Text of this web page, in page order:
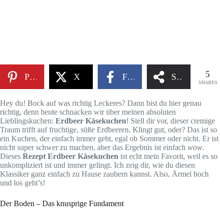
Pinterest X Facebook Share 5
SHARES
Hey du! Bock auf was richtig Leckeres? Dann bist du hier genau
richtig, denn heute schnacken wir über meinen absoluten
Lieblingskuchen: Erdbeer Käsekuchen! Stell dir vor, dieser cremige
Traum trifft auf fruchtige, süße Erdbeeren. Klingt gut, oder? Das ist so
ein Kuchen, der einfach immer geht, egal ob Sommer oder nicht. Er ist
nicht super schwer zu machen, aber das Ergebnis ist einfach wow.
Dieses Rezept Erdbeer Käsekuchen ist echt mein Favorit, weil es so
unkompliziert ist und immer gelingt. Ich zeig dir, wie du diesen
Klassiker ganz einfach zu Hause zaubern kannst. Also, Ärmel hoch
und los geht’s!
Der Boden – Das knusprige Fundament